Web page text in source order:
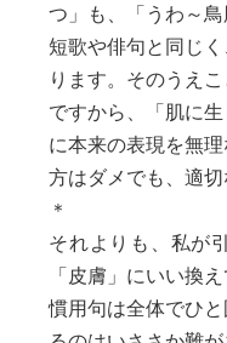
つ」も、「うわ～鳥
短歌や俳句と同じ
ります。そのうえ
ですから、「肌に
に本来の表現を無
方はダメでも、適切
＊
それよりも、私が
「皮膚」にいい換え
慣用句は全体でひ